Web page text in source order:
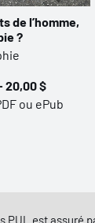
de l’homme,
?
20,00 $
ou ePub
PUL est assuré